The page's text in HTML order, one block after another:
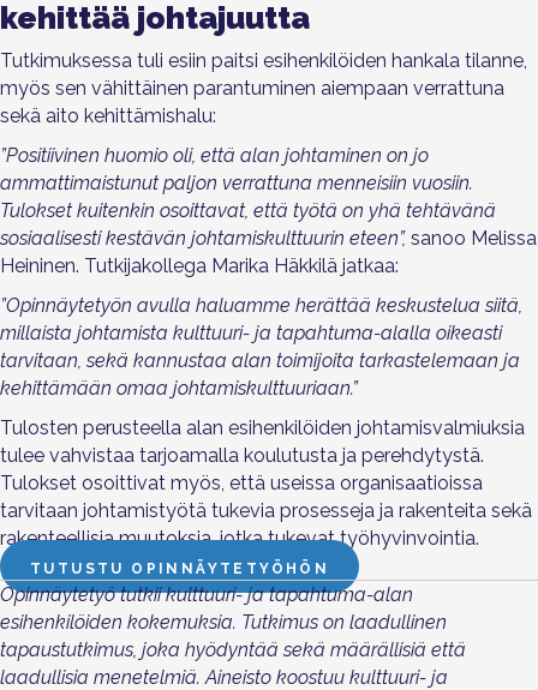
kehittää johtajuutta
Tutkimuksessa tuli esiin paitsi esihenkilöiden hankala tilanne,
myös sen vähittäinen parantuminen aiempaan verrattuna
sekä aito kehittämishalu:
”Positiivinen huomio oli, että alan johtaminen on jo
ammattimaistunut paljon verrattuna menneisiin vuosiin.
Tulokset kuitenkin osoittavat, että työtä on yhä tehtävänä
sosiaalisesti kestävän johtamiskulttuurin eteen”, sanoo Melissa
Heininen. Tutkijakollega Marika Häkkilä jatkaa:
”Opinnäytetyön avulla haluamme herättää keskustelua siitä,
millaista johtamista kulttuuri- ja tapahtuma-alalla oikeasti
tarvitaan, sekä kannustaa alan toimijoita tarkastelemaan ja
kehittämään omaa johtamiskulttuuriaan.”
Tulosten perusteella alan esihenkilöiden johtamisvalmiuksia
tulee vahvistaa tarjoamalla koulutusta ja perehdytystä.
Tulokset osoittivat myös, että useissa organisaatioissa
tarvitaan johtamistyötä tukevia prosesseja ja rakenteita sekä
rakenteellisia muutoksia, jotka tukevat työhyvinvointia.
TUTUSTU OPINNÄYTETYÖHÖN
Opinnäytetyö tutkii kulttuuri- ja tapahtuma-alan
esihenkilöiden kokemuksia. Tutkimus on laadullinen
tapaustutkimus, joka hyödyntää sekä määrällisiä että
laadullisia menetelmiä. Aineisto koostuu kulttuuri- ja